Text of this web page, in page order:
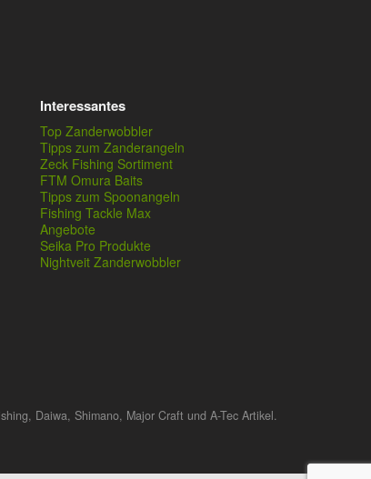
Interessantes
Top Zanderwobbler
Tipps zum Zanderangeln
Zeck Fishing Sortiment
FTM Omura Baits
Tipps zum Spoonangeln
Fishing Tackle Max
Angebote
Seika Pro Produkte
Nightveit Zanderwobbler
Daiwa, Shimano, Major Craft und A-Tec Artikel.